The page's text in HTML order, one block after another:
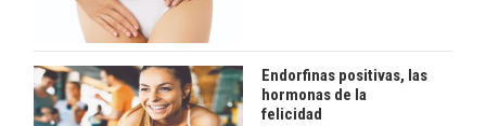
Endorfinas positivas, las
hormonas de la
felicidad